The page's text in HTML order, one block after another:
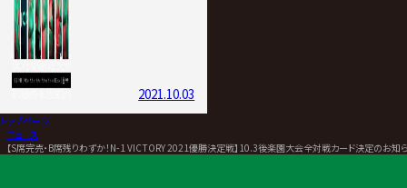
2021.10.03
トップページ
ニュース
【S席完売・B席残りわずか！N-1 VICTORY 2021優勝決定戦】10.3後楽園大会全対戦カード決定のお知